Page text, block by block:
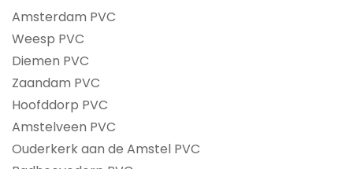
Amsterdam PVC
Weesp PVC
Diemen PVC
Zaandam PVC
Hoofddorp PVC
Amstelveen PVC
Ouderkerk aan de Amstel PVC